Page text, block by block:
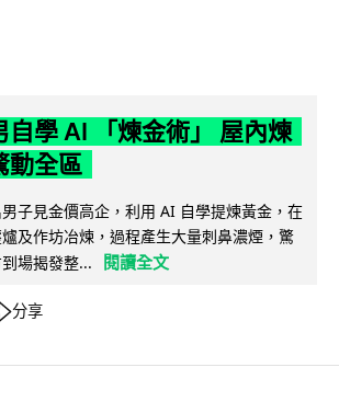
自學 AI 「煉金術」 屋內煉
動全區
子見金價高企，利用 AI 自學提煉黃金，在
及作坊冶煉，過程產生大量刺鼻濃煙，驚
場揭發整...
閱讀全文
分享